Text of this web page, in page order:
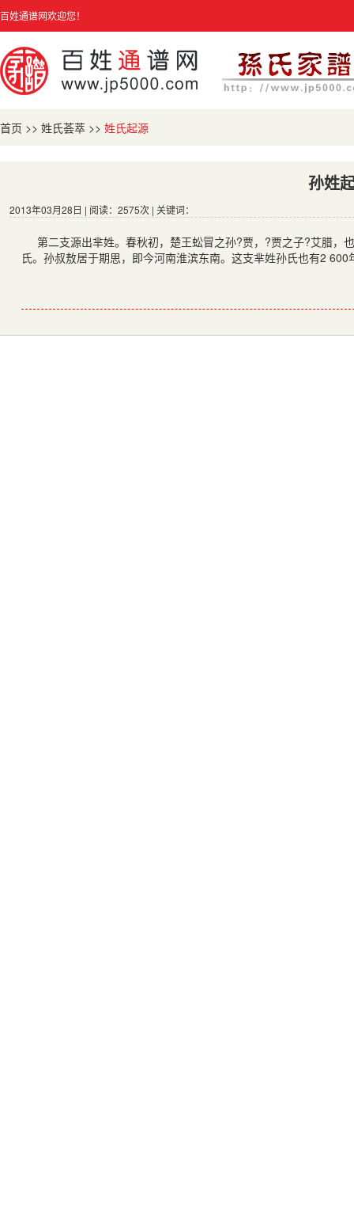
百姓通谱网欢迎您！
首页 >> 姓氏荟萃 >> 姓氏起源
孙姓
2013年03月28日 | 阅读：2575次 | 关键词：
第二支源出芈姓。春秋初，楚王蚣冒之孙?贾，?贾之子?艾腊，
氏。孙叔敖居于期思，即今河南淮滨东南。这支芈姓孙氏也有2 600